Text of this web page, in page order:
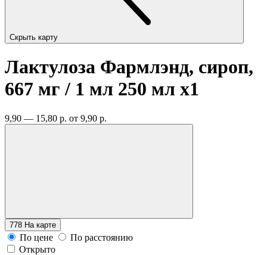
Скрыть карту
Лактулоза Фармлэнд, сироп,
667 мг / 1 мл 250 мл x1
9,90 — 15,80 р. от 9,90 р.
778 На карте
По цене
По расстоянию
Открыто